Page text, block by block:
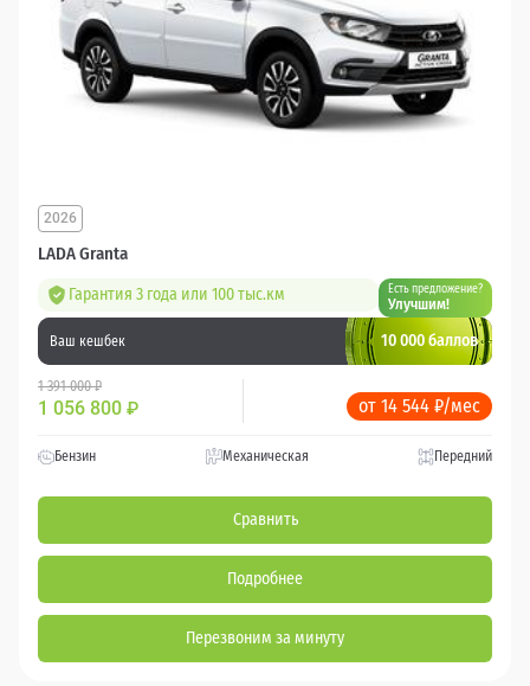
LADA Granta
2026
Гарантия 3 года или 100 тыс.км Есть предложение?
Улучшим!
Ваш кешбек 10 000 баллов
1 391 000 ₽
1 056 800 ₽ от 14 544 ₽/мес
Бензин Механическая Передний
Сравнить
Подробнее
Перезвоним за минуту